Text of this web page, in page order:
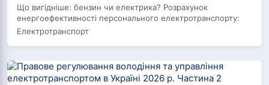
Що вигідніше: бензин чи електрика? Розрахунок
енергоефективності персонального електротранспорту:
Електротранспорт